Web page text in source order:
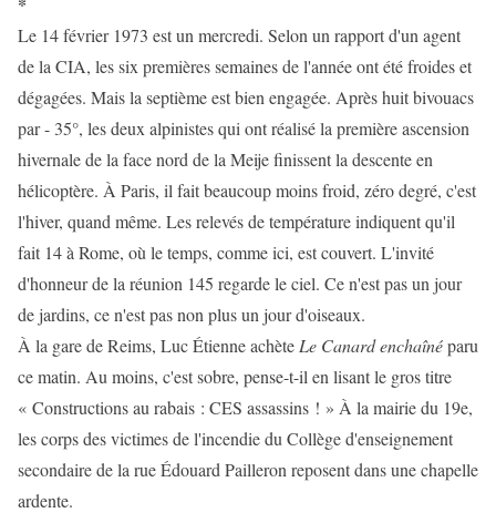
Le 14 février 1973 est un mercredi. Selon un rapport d'un agent
de la CIA, les six premières semaines de l'année ont été froides et
dégagées. Mais la septième est bien engagée. Après huit bivouacs
par - 35°, les deux alpinistes qui ont réalisé la première ascension
hivernale de la face nord de la Meije finissent la descente en
hélicoptère. À Paris, il fait beaucoup moins froid, zéro degré, c'est
l'hiver, quand même. Les relevés de température indiquent qu'il
fait 14 à Rome, où le temps, comme ici, est couvert. L'invité
d'honneur de la réunion 145 regarde le ciel. Ce n'est pas un jour
de jardins, ce n'est pas non plus un jour d'oiseaux.
À la gare de Reims, Luc Étienne achète Le Canard enchaînéparu
ce matin. Au moins, c'est sobre, pense-t-il en lisant le gros titre
« Constructions au rabais : CES assassins ! » À la mairie du 19e,
les corps des victimes de l'incendie du Collège d'enseignement
secondaire de la rue Édouard Pailleron reposent dans une chapelle
ardente.